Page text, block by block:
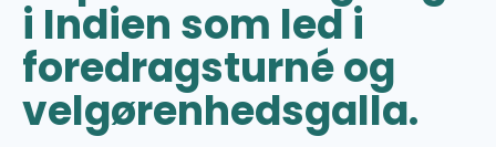
i Indien som led i
foredragsturné og
velgørenhedsgalla.